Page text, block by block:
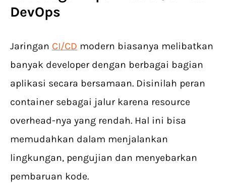
DevOps
Jaringan CI/CD modern biasanya melibatkan
banyak developer dengan berbagai bagian
aplikasi secara bersamaan. Disinilah peran
container sebagai jalur karena resource
overhead-nya yang rendah. Hal ini bisa
memudahkan dalam menjalankan
lingkungan, pengujian dan menyebarkan
pembaruan kode.